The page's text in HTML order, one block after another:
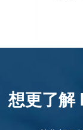
想更了解